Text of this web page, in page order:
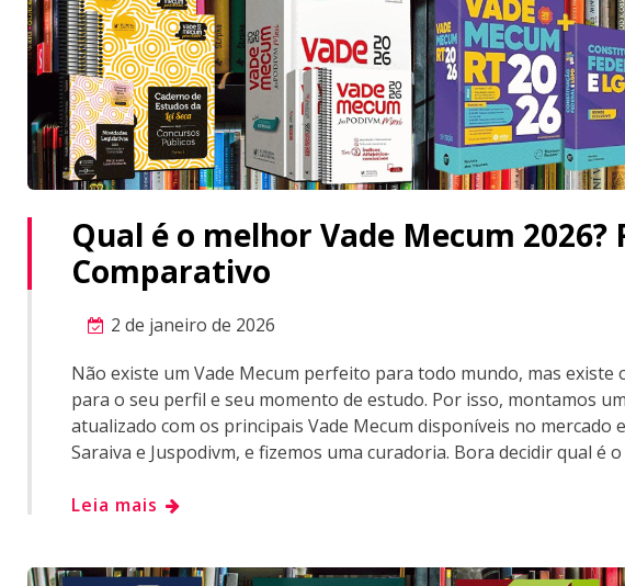
Qual é o melhor Vade Mecum 2026?
Comparativo
2 de janeiro de 2026
Não existe um Vade Mecum perfeito para todo mundo, mas existe
para o seu perfil e seu momento de estudo. Por isso, montamos
atualizado com os principais Vade Mecum disponíveis no mercado
Saraiva e Juspodivm, e fizemos uma curadoria. Bora decidir qual é
Leia mais